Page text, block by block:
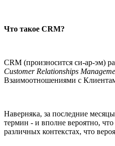
Что такое CRM?
СRM (произносится си-ар-эм)
Customer Relationships
Взаимоотношениями с
Наверняка, за последние
термин - и вполне вероятно,
различных контекстах, что